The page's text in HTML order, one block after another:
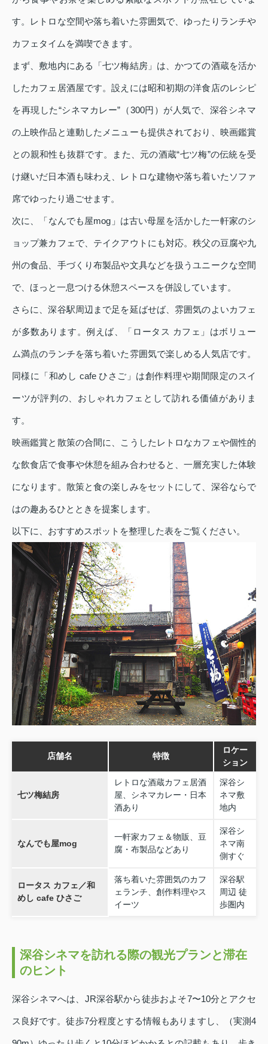
す。レトロな空間や落ち着いた雰囲気で、ゆったりランチや
カフェタイムを満喫できます。
まず、敷地内にある「七ツ梅結房」は、かつての酒蔵を活か
したカフェ居酒屋です。設えには昭和初期の洋食店のレシピ
を再現した“シネマカレー”（300円）が人気で、深谷シネマ
の上映作品と連動したメニューも提供されており、映画鑑賞
との親和性も抜群です。また、元の酒蔵“七ツ梅”の伝統を受
け継いだ日本酒も味わえ、レトロな建物や落ち着いたソファ
席でゆったり過ごせます。
次に、「なんでも屋mog」は古い母屋を活かした一軒家のシ
ョップ兼カフェで、テイクアウトにも対応。秩父の豆腐や九
州の食品、手づくり布製品や文具などを扱うユニークな空間
で、ほっと一息つける休憩スペースを併設しています。
さらに、深谷駅周辺まで足を延ばせば、雰囲気のよいカフェ
が多数あります。例えば、「ロータス カフェ」はボリュー
ム満点のランチを落ち着いた雰囲気で楽しめる人気店です。
同様に「和めし cafe ひさご」は創作料理や期間限定のスイ
ーツが評判の、おしゃれカフェとして訪れる価値がありま
す。
映画鑑賞と散策の合間に、こうしたレトロなカフェや個性的
な飲食店で食事や休憩を組み合わせると、一層充実した体験
になります。散策と食の楽しみをセットにして、深谷ならで
はの趣あるひとときを提案します。
以下に、おすすめスポットを整理した表をご覧ください。
店舗名 特徴
ロケー
ション
七ツ梅結房
レトロな酒蔵カフェ居酒
屋、シネマカレー・日本
酒あり
深谷シ
ネマ敷
地内
なんでも屋mog
一軒家カフェ＆物販、豆
腐・布製品などあり
深谷シ
ネマ南
側すぐ
ロータス カフェ／和
めし cafe ひさご
落ち着いた雰囲気のカフ
ェランチ、創作料理やス
イーツ
深谷駅
周辺 徒
歩圏内
深谷シネマを訪れる際の観光プランと滞在
のヒント
深谷シネマへは、JR深谷駅から徒歩およそ7〜10分とアクセ
ス良好です。徒歩7分程度とする情報もありますし、（実測4